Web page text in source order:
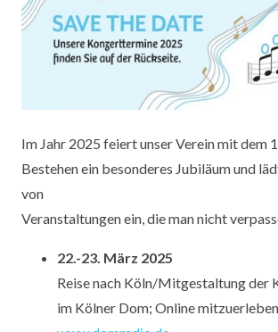
Im Jahr 2025 feiert unser Verein mit dem
Bestehen ein besonderes Jubiläum und
von
Veranstaltungen ein, die man nicht
22.-23. März 2025
Reise nach Köln/Mitgestaltung der
im Kölner Dom; Online